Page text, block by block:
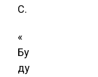
C.
«
Бу
ду